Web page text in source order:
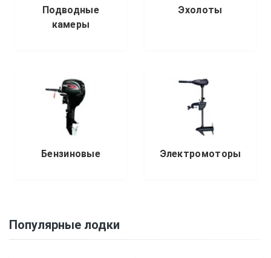
Подводные
камеры
Эхолоты
Бензиновые Электромоторы
Популярные лодки